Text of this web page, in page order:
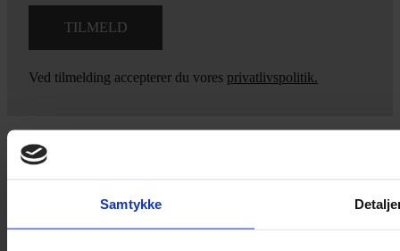
Samtykke
Ved tilmelding accepterer du vores privatlivspolitik.
Yarn Every Wear
Hvis du bøvler med noget eller ønsker ny inspiration, så skriv til